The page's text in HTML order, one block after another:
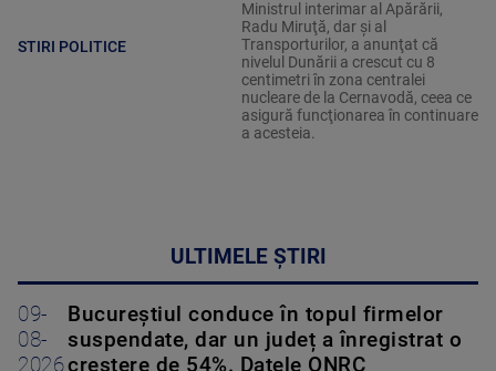
STIRI POLITICE
Ministrul interimar al Apărării,
Radu Miruţă, dar şi al
Transporturilor, a anunţat că
nivelul Dunării a crescut cu 8
centimetri în zona centralei
nucleare de la Cernavodă, ceea ce
asigură funcţionarea în continuare
a acesteia.
ULTIMELE ȘTIRI
09-
08-
2026
Bucureștiul conduce în topul firmelor
suspendate, dar un județ a înregistrat o
creștere de 54%. Datele ONRC